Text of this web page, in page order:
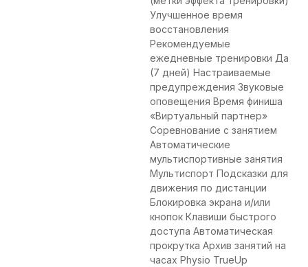
Улучшенное время
восстановления
Рекомендуемые
ежедневные тренировки Да
(7 дней) Настраиваемые
предупреждения Звуковые
оповещения Время финиша
«Виртуальный партнер»
Соревнование с занятием
Автоматические
мультиспортивные занятия
Мультиспорт Подсказки для
движения по дистанции
Блокировка экрана и/или
кнопок Клавиши быстрого
доступа Автоматическая
прокрутка Архив занятий на
часах Physio TrueUp